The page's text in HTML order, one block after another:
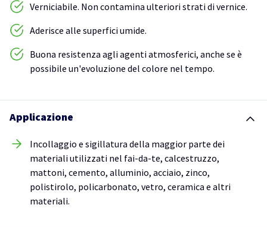
Verniciabile. Non contamina ulteriori strati di vernice.
Aderisce alle superfici umide.
Buona resistenza agli agenti atmosferici, anche se è
possibile un'evoluzione del colore nel tempo.
Applicazione
Incollaggio e sigillatura della maggior parte dei
materiali utilizzati nel fai-da-te, calcestruzzo,
mattoni, cemento, alluminio, acciaio, zinco,
polistirolo, policarbonato, vetro, ceramica e altri
materiali.